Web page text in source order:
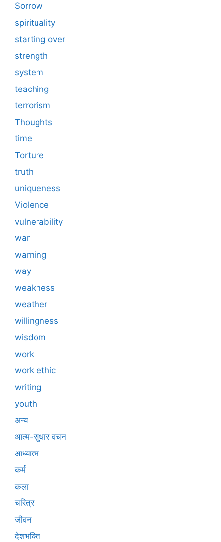
Sorrow
spirituality
starting over
strength
system
teaching
terrorism
Thoughts
time
Torture
truth
uniqueness
Violence
vulnerability
war
warning
way
weakness
weather
willingness
wisdom
work
work ethic
writing
youth
अन्य
आत्म-सुधार वचन
आध्यात्म
कर्म
कला
चरित्र
जीवन
देशभक्ति